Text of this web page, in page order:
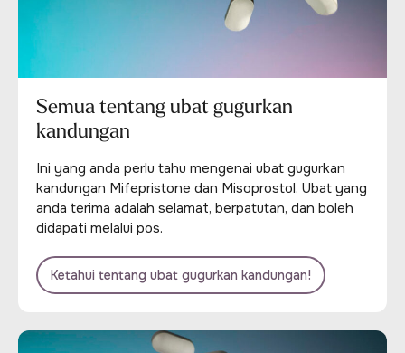
Semua tentang ubat gugurkan
kandungan
Ini yang anda perlu tahu mengenai ubat gugurkan
kandungan Mifepristone dan Misoprostol. Ubat yang
anda terima adalah selamat, berpatutan, dan boleh
didapati melalui pos.
Ketahui tentang ubat gugurkan kandungan!